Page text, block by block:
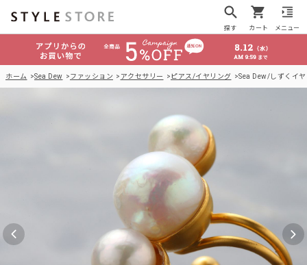
探す カート メニュー
ホーム Sea Dew ファッション アクセサリー ピアス/イヤリング Sea Dew/しずくイ